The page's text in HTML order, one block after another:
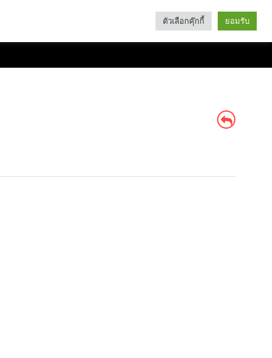
Categories
ตัวเลือกคุ๊กกี้ ยอมรับ